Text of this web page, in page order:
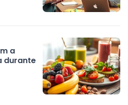
a
durante